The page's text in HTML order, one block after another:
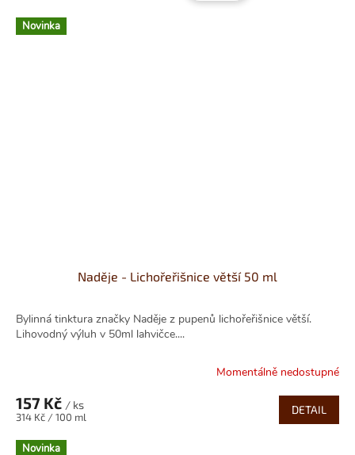
Novinka
Naděje - Lichořeřišnice větší 50 ml
Bylinná tinktura značky Naděje z pupenů lichořeřišnice větší.
Lihovodný výluh v 50ml lahvičce....
Momentálně nedostupné
157 Kč / ks
Měrná
314 Kč / 100 ml
DETAIL
Novinka